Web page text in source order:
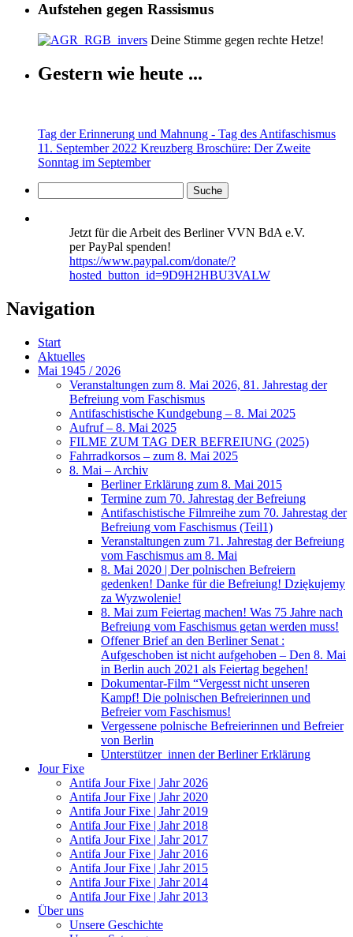
Aufstehen gegen Rassismus
Deine Stimme gegen rechte Hetze!
Gestern wie heute ...
Tag der Erinnerung und Mahnung - Tag des Antifaschismus
11. September 2022 Kreuzberg Broschüre: Der Zweite
Sonntag im September
Jetzt für die Arbeit des Berliner VVN BdA e.V.
per PayPal spenden!
https://www.paypal.com/donate/?
hosted_button_id=9D9H2HBU3VALW
Navigation
Start
Aktuelles
Mai 1945 / 2026
Veranstaltungen zum 8. Mai 2026, 81. Jahrestag der
Befreiung vom Faschismus
Antifaschistische Kundgebung – 8. Mai 2025
Aufruf – 8. Mai 2025
FILME ZUM TAG DER BEFREIUNG (2025)
Fahrradkorsos – zum 8. Mai 2025
8. Mai – Archiv
Berliner Erklärung zum 8. Mai 2015
Termine zum 70. Jahrestag der Befreiung
Antifaschistische Filmreihe zum 70. Jahrestag der
Befreiung vom Faschismus (Teil1)
Veranstaltungen zum 71. Jahrestag der Befreiung
vom Faschismus am 8. Mai
8. Mai 2020 | Der polnischen Befreiern
gedenken! Danke für die Befreiung! Dziękujemy
za Wyzwolenie!
8. Mai zum Feiertag machen! Was 75 Jahre nach
Befreiung vom Faschismus getan werden muss!
Offener Brief an den Berliner Senat :
Aufgeschoben ist nicht aufgehoben – Den 8. Mai
in Berlin auch 2021 als Feiertag begehen!
Dokumentar-Film “Vergesst nicht unseren
Kampf! Die polnischen Befreierinnen und
Befreier vom Faschismus!
Vergessene polnische Befreierinnen und Befreier
von Berlin
Unterstützer_innen der Berliner Erklärung
Jour Fixe
Antifa Jour Fixe | Jahr 2026
Antifa Jour Fixe | Jahr 2020
Antifa Jour Fixe | Jahr 2019
Antifa Jour Fixe | Jahr 2018
Antifa Jour Fixe | Jahr 2017
Antifa Jour Fixe | Jahr 2016
Antifa Jour Fixe | Jahr 2015
Antifa Jour Fixe | Jahr 2014
Antifa Jour Fixe | Jahr 2013
Über uns
Unsere Geschichte